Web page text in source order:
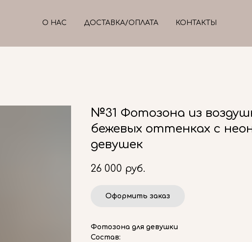
О НАС ДОСТАВКА/ОПЛАТА КОНТАКТЫ
№31 Фотозона из
бежевых оттенках с
девушек
26 000 руб.
Оформить заказ
Фотозона для девушки
Состав: